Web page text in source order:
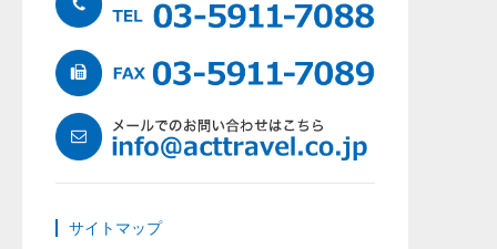
サイトマップ